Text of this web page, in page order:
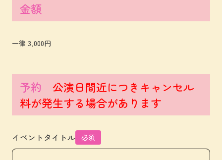
金額
一律 3,000円
予約 公演日間近につきキャンセル
料が発生する場合があります
イベントタイトル 必須